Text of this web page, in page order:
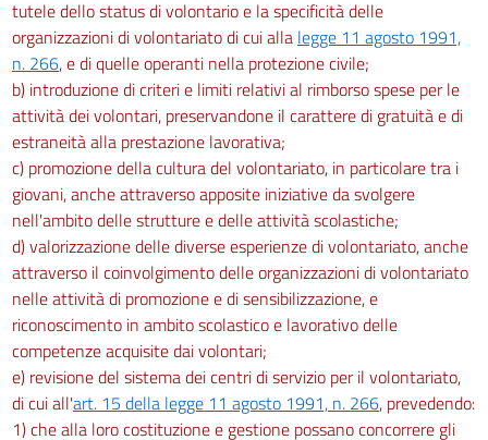
tutele dello status di volontario e la specificità delle
organizzazioni di volontariato di cui alla legge 11 agosto 1991,
n. 266, e di quelle operanti nella protezione civile;
b) introduzione di criteri e limiti relativi al rimborso spese per le
attività dei volontari, preservandone il carattere di gratuità e di
estraneità alla prestazione lavorativa;
c) promozione della cultura del volontariato, in particolare tra i
giovani, anche attraverso apposite iniziative da svolgere
nell'ambito delle strutture e delle attività scolastiche;
d) valorizzazione delle diverse esperienze di volontariato, anche
attraverso il coinvolgimento delle organizzazioni di volontariato
nelle attività di promozione e di sensibilizzazione, e
riconoscimento in ambito scolastico e lavorativo delle
competenze acquisite dai volontari;
e) revisione del sistema dei centri di servizio per il volontariato,
di cui all'art. 15 della legge 11 agosto 1991, n. 266, prevedendo:
1) che alla loro costituzione e gestione possano concorrere gli